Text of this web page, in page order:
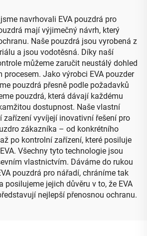
navrhovali EVA pouzdrá pro
mají výjimečný návrh, který
Naše pouzdrá jsou vyrobená z
a jsou vodotěsná. Díky naší
můžeme zaručit neustálý dohled
procesem. Jako výrobci EVA pouzder
pouzdrá přesně podle požadavků
pouzdrá, která dávají každému
dostupnost. Naše vlastní
zařízení vyvíjejí inovativní řešení pro
zákazníka – od konkrétního
po kontrolní zařízení, které posiluje
Všechny tyto technologie jsou
vlastnictvím. Dáváme do rukou
pouzdrá pro nářadí, chráníme tak
posilujeme jejich důvěru v to, že EVA
nejlepší přenosnou ochranu.